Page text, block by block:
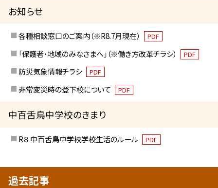
お知らせ
各種相談窓口のご案内（※R8.7月現在） PDF
「保護者・地域のみなさまへ」（※働き方改革チラシ） PDF
防災気象情報チラシ PDF
非常変災時の登下校について PDF
中百舌鳥中学校のきまり
R８ 中百舌鳥中学校学校生活のルール PDF
過去記事